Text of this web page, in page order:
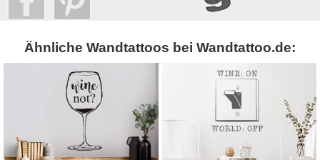
Ähnliche Wandtattoos bei Wandtattoo.de: